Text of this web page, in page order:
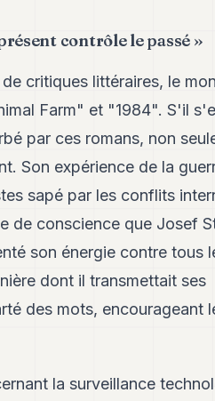
contrôle le passé »
critiques littéraires, le
Farm" et "1984". S'il
par ces romans, non
Son expérience de la
sapé par les conflits
de conscience que Josef
son énergie contre tous
dont il transmettait ses
des mots, encourageant
la surveillance